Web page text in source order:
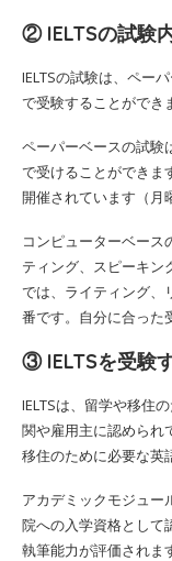
② IELTSの試験
IELTSの試験は、ペー
で受験することができ
ペーパーベースの試験
で受けることができま
開催されています（月
コンピューターベース
ティング、スピーキン
では、ライティング、
番です。自分に合った
③ IELTSを受験
IELTSは、留学や移住
関や雇用主に認められ
移住のために必要な英
アカデミックモジュー
院への入学資格として
執筆能力が評価されま